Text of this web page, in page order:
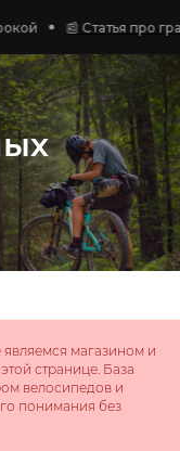
📰 Статья про
магазином и
странице. База
велосипедов и
понимания без